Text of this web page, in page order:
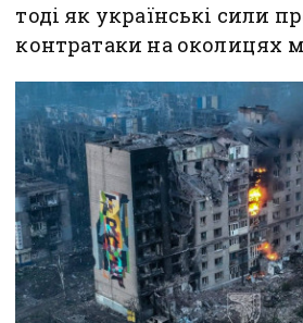
тоді як українські сили
контратаки на околицях